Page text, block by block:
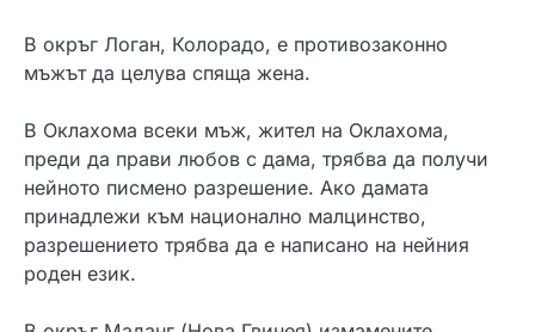
В окръг Логан, Колорадо, е противозаконно
мъжът да целува спяща жена.
В Оклахома всеки мъж, жител на Оклахома,
преди да прави любов с дама, трябва да получи
нейното писмено разрешение. Ако дамата
принадлежи към национално малцинство,
разрешението трябва да е написано на нейния
роден език.